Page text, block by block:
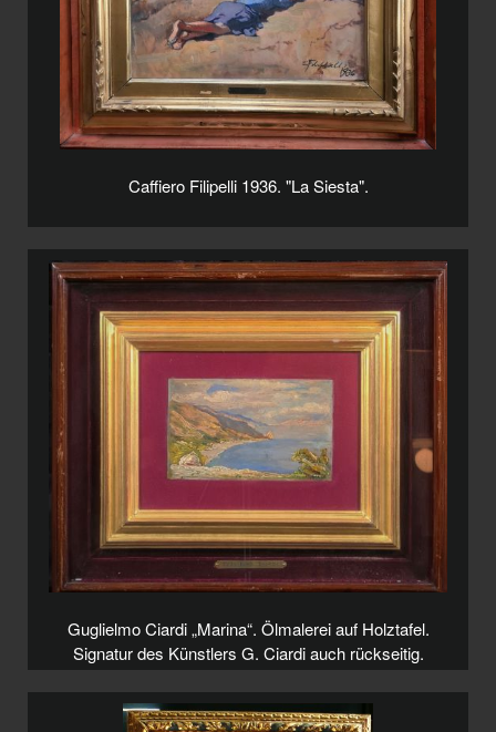
Caffiero Filipelli 1936. "La Siesta".
Guglielmo Ciardi „Marina“. Ölmalerei auf Holztafel.
Signatur des Künstlers G. Ciardi auch rückseitig.